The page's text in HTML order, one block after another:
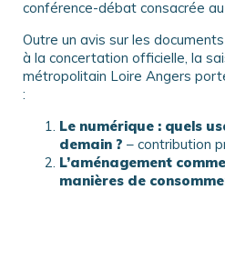
conférence-débat consacrée au
Outre un avis sur les
à la concertation officielle, la
métropolitain Loire Angers
:
Le numérique : quels
demain ? – contribution
L’aménagement
manières de